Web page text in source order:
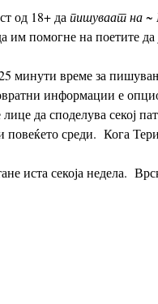
од 18+ да пишуваат на ~
помогне на поетите да
информации е
да споделува секој